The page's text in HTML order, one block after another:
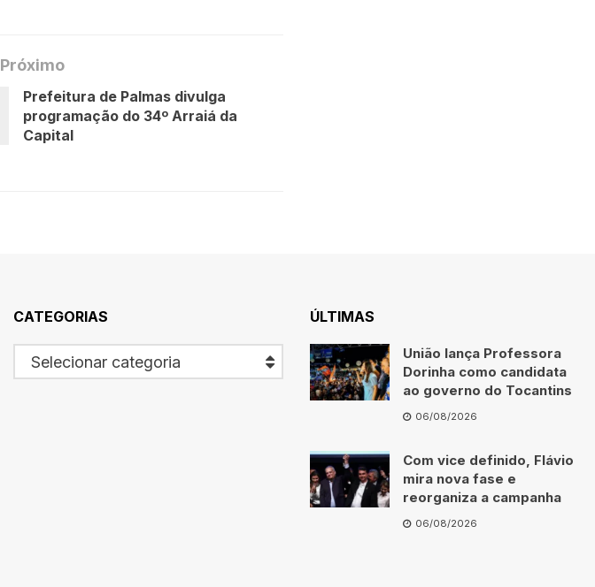
Próximo
Prefeitura de Palmas divulga
programação do 34º Arraiá da
Capital
CATEGORIAS
Selecionar categoria
ÚLTIMAS
União lança Professora
Dorinha como candidata
ao governo do Tocantins
06/08/2026
Com vice definido, Flávio
mira nova fase e
reorganiza a campanha
06/08/2026